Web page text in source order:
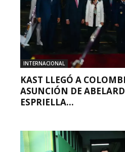
INTERNACIONAL
KAST LLEGÓ A
ASUNCIÓN DE
ESPRIELLA...